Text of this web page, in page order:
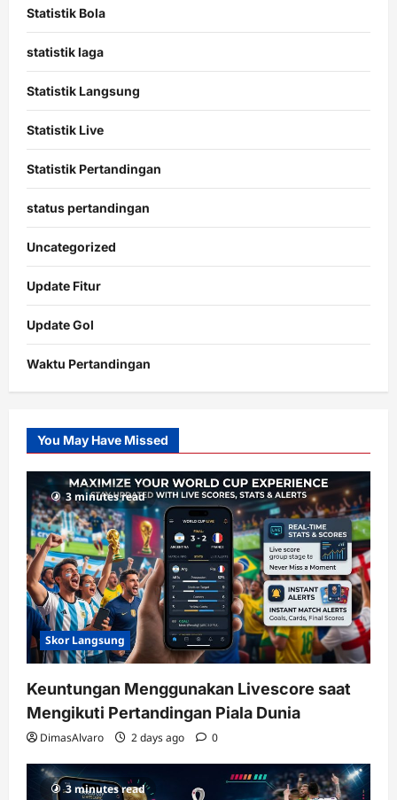
Statistik Bola
statistik laga
Statistik Langsung
Statistik Live
Statistik Pertandingan
status pertandingan
Uncategorized
Update Fitur
Update Gol
Waktu Pertandingan
Slot
Gacor
RTP
terupdate
You May Have Missed
3 minutes read
Skor Langsung
Keuntungan Menggunakan Livescore saat
Mengikuti Pertandingan Piala Dunia
DimasAlvaro 2 days ago 0
3 minutes read